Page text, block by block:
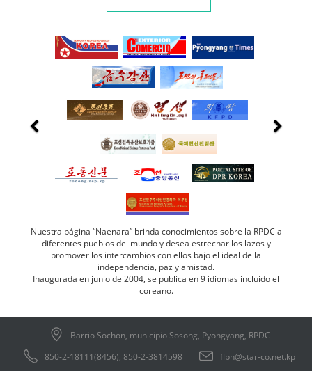
Nuestra página “Naenara” brinda conocimientos sobre la RPDC a
diferentes pueblos del mundo y desea estrechar los lazos y
promover los intercambios con ellos bajo el ideal de la
independencia, paz y amistad.
Inaugurada en junio de 2004, se publica en 9 idiomas incluido el
coreano.
Barrio Sochon, municipio Sosong, Pyongyang, RPDC
850-2-18111(8456), 850-2-3814598
flph@star-co.net.kp